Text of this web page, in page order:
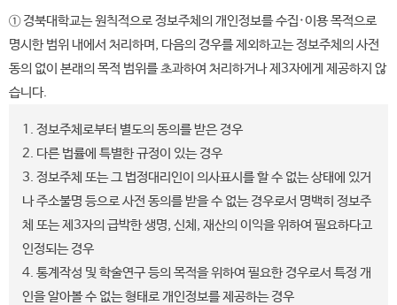
① 경북대학교는 원칙적으로 정보주체의 개인정보를 수집·이용 목적으로
명시한 범위 내에서 처리하며, 다음의 경우를 제외하고는 정보주체의 사전
동의 없이 본래의 목적 범위를 초과하여 처리하거나 제3자에게 제공하지 않
습니다.
1. 정보주체로부터 별도의 동의를 받은 경우
2. 다른 법률에 특별한 규정이 있는 경우
3. 정보주체 또는 그 법정대리인이 의사표시를 할 수 없는 상태에 있거
나 주소불명 등으로 사전 동의를 받을 수 없는 경우로서 명백히 정보주
체 또는 제3자의 급박한 생명, 신체, 재산의 이익을 위하여 필요하다고
인정되는 경우
4. 통계작성 및 학술연구 등의 목적을 위하여 필요한 경우로서 특정 개
인을 알아볼 수 없는 형태로 개인정보를 제공하는 경우